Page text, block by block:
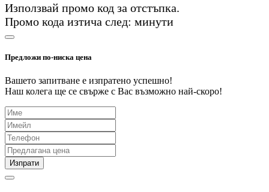
Използвай промо код за отстъпка.
Промо кода изтича след: минути
Предложи по-ниска цена
Вашето запитване е изпратено успешно!
Наш колега ще се свърже с Вас възможно най-скоро!
Изпрати